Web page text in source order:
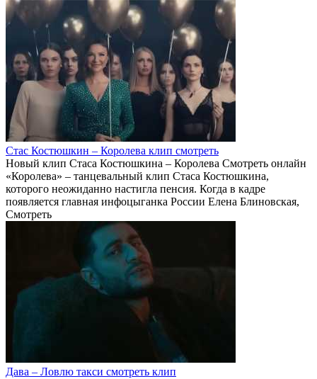
Стас Костюшкин – Королева клип смотреть
Новый клип Стаса Костюшкина – Королева Смотреть онлайн
«Королева» – танцевальный клип Стаса Костюшкина,
которого неожиданно настигла пенсия. Когда в кадре
появляется главная инфоцыганка России Елена Блиновская,
Смотреть
Дава – Ловлю такси смотреть клип